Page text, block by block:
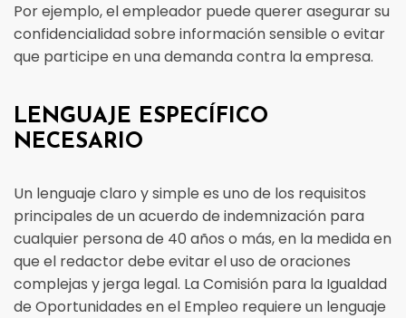
Por ejemplo, el empleador puede querer asegurar su
confidencialidad sobre información sensible o evitar
que participe en una demanda contra la empresa.
LENGUAJE ESPECÍFICO
NECESARIO
Un lenguaje claro y simple es uno de los requisitos
principales de un acuerdo de indemnización para
cualquier persona de 40 años o más, en la medida en
que el redactor debe evitar el uso de oraciones
complejas y jerga legal. La Comisión para la Igualdad
de Oportunidades en el Empleo requiere un lenguaje